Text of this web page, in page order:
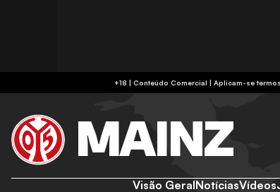
+18 | Conteúdo
MAINZ
Visão GeralNotíciasVídeos